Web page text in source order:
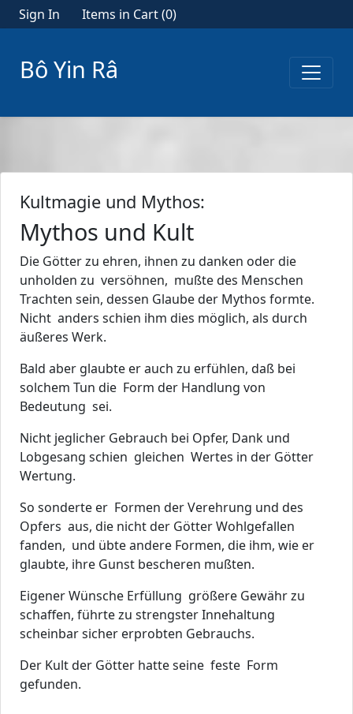
Sign In Items in Cart (0)
Bô Yin Râ
Kultmagie und Mythos:
Mythos und Kult
Die Götter zu ehren, ihnen zu danken oder die
unholden zu versöhnen, mußte des Menschen
Trachten sein, dessen Glaube der Mythos formte.
Nicht anders schien ihm dies möglich, als durch
äußeres Werk.
Bald aber glaubte er auch zu erfühlen, daß bei
solchem Tun die Form der Handlung von
Bedeutung sei.
Nicht jeglicher Gebrauch bei Opfer, Dank und
Lobgesang schien gleichen Wertes in der Götter
Wertung.
So sonderte er Formen der Verehrung und des
Opfers aus, die nicht der Götter Wohlgefallen
fanden, und übte andere Formen, die ihm, wie er
glaubte, ihre Gunst bescheren mußten.
Eigener Wünsche Erfüllung größere Gewähr zu
schaffen, führte zu strengster Innehaltung
scheinbar sicher erprobten Gebrauchs.
Der Kult der Götter hatte seine feste Form
gefunden.